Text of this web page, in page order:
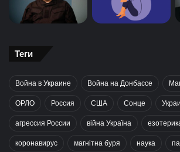
Теги
Война в Украине Война на Донбассе
ОРЛО Россия США Сонце
агрессия России війна Україна
коронавирус магнітна буря наука